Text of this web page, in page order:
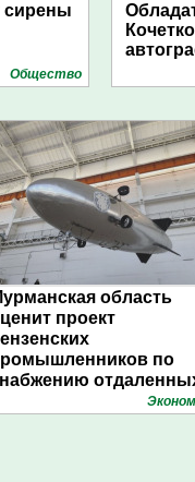
сирены
Общество
область
проект
по
с помощью